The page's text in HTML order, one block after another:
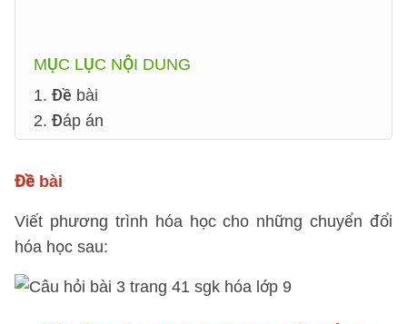
MỤC LỤC NỘI DUNG
1. Đề bài
2. Đáp án
Đề bài
Viết phương trình hóa học cho những chuyển đổi
hóa học sau: